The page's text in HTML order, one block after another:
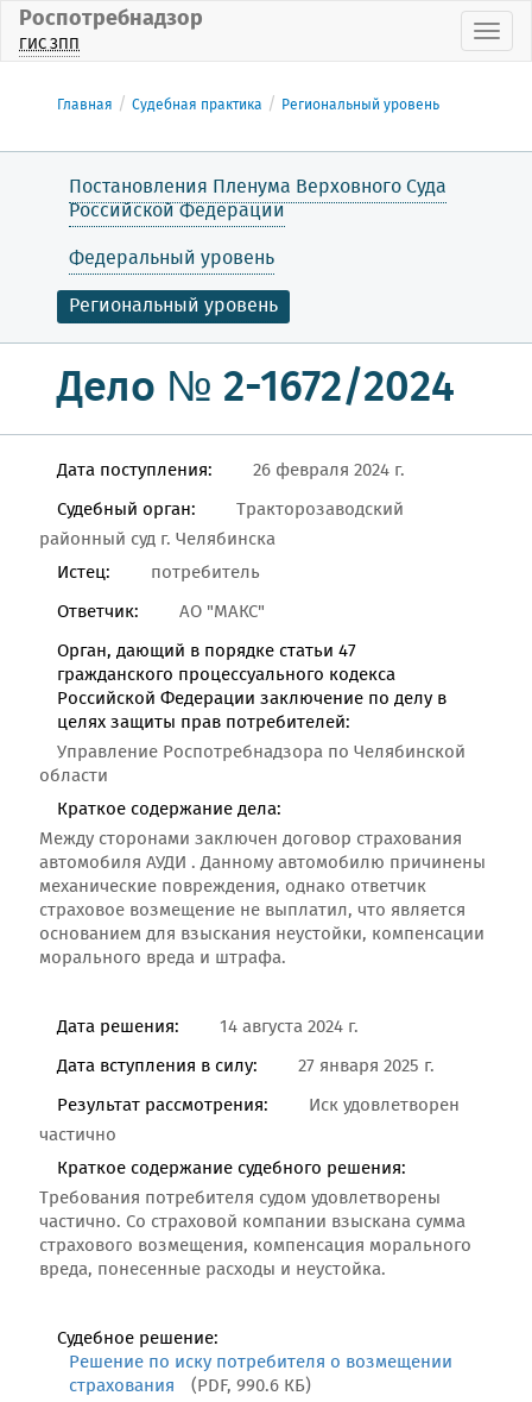
Роспотребнадзор
ГИС ЗПП
Главная Судебная практика Региональный уровень
Постановления Пленума Верховного Суда
Российской Федерации
Федеральный уровень
Региональный уровень
Дело № 2-1672/2024
Дата поступления:
26 февраля 2024 г.
Судебный орган:
Тракторозаводский
районный суд г. Челябинска
Истец:
потребитель
Ответчик:
АО "МАКС"
Орган, дающий в порядке статьи 47
гражданского процессуального кодекса
Российской Федерации заключение по делу в
целях защиты прав потребителей:
Управление Роспотребнадзора по Челябинской
области
Краткое содержание дела:
Между сторонами заключен договор страхования
автомобиля АУДИ . Данному автомобилю причинены
механические повреждения, однако ответчик
страховое возмещение не выплатил, что является
основанием для взыскания неустойки, компенсации
морального вреда и штрафа.
Дата решения:
14 августа 2024 г.
Дата вступления в силу:
27 января 2025 г.
Результат рассмотрения:
Иск удовлетворен
частично
Краткое содержание судебного решения:
Требования потребителя судом удовлетворены
частично. Со страховой компании взыскана сумма
страхового возмещения, компенсация морального
вреда, понесенные расходы и неустойка.
Судебное решение:
Решение по иску потребителя о возмещении
страхования
(PDF, 990.6 КБ)